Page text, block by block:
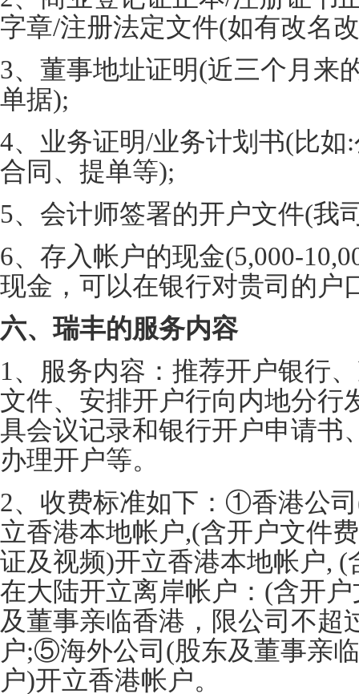
字章/注册法定文件(如有改名
3、董事地址证明(近三个月来
单据);
4、业务证明/业务计划书(比
合同、提单等);
5、会计师签署的开户文件(我
6、存入帐户的现金(5,000-
现金，可以在银行对贵司的户
六、瑞丰的服务内容
1、服务内容：推荐开户银行
文件、安排开户行向内地分行
具会议记录和银行开户申请书
办理开户等。
2、收费标准如下：①香港公
立香港本地帐户,(含开户文件
证及视频)开立香港本地帐户,
在大陆开立离岸帐户：(含开
及董事亲临香港，限公司不超
户;⑤海外公司(股东及董事亲
户)开立香港帐户。